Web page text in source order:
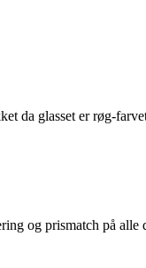
da glasset er røg-
og prismatch på alle